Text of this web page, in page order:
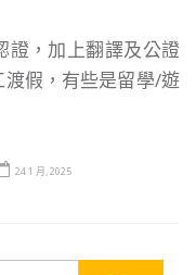
證，加上翻譯及公證
假，有些是留學/遊
24 1 月, 2025